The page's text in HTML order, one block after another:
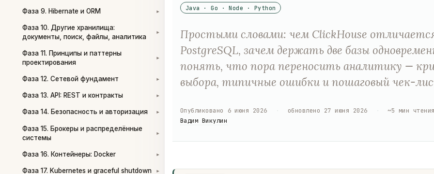
Фаза 9. Hibernate и ORM ▾
Фаза 10. Другие хранилища:
документы, поиск, файлы, аналитика
▾
Фаза 11. Принципы и паттерны
проектирования
▾
Фаза 12. Сетевой фундамент ▾
Фаза 13. API: REST и контракты ▾
Фаза 14. Безопасность и авторизация ▾
Фаза 15. Брокеры и распределённые
системы
▾
Фаза 16. Контейнеры: Docker ▾
Фаза 17. Kubernetes и graceful shutdown ▾
Java · Go · Node · Python
Простыми словами: чем ClickHouse
PostgreSQL, зачем держать две базы
понять, что пора переносить аналитику —
выбора, типичные ошибки и пошаговый чек-
Опубликовано 6 июня 2026 обновлено 27 июня 2026 ~5 мин
Вадим Викулин